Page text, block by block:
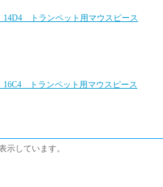
トランペット用マウスピース
トランペット用マウスピース
示しています。